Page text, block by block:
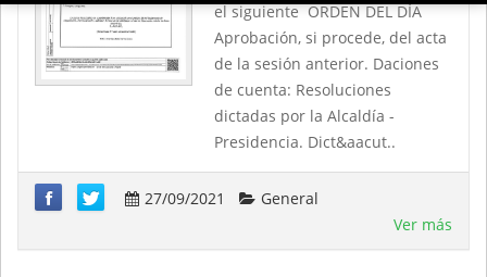
el siguiente ORDEN DEL DÍA
Aprobación, si procede, del acta
de la sesión anterior. Daciones
de cuenta: Resoluciones
dictadas por la Alcaldía -
Presidencia. Dict&aacut..
27/09/2021
General
Ver más